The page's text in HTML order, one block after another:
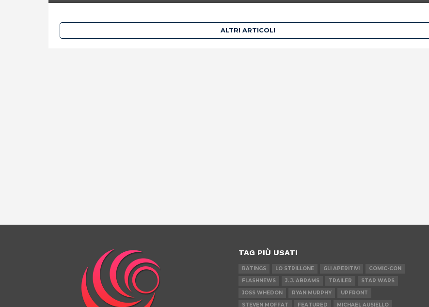
ALTRI ARTICOLI
TAG PIÙ USATI
RATINGS LO STRILLONE GLI APERITIVI
COMIC-CON
FLASHNEWS
J. J. ABRAMS TRAILER
STAR WARS
JOSS WHEDON
RYAN MURPHY
UPFRONT
STEVEN MOFFAT
FEATURED MICHAEL AUSIELLO